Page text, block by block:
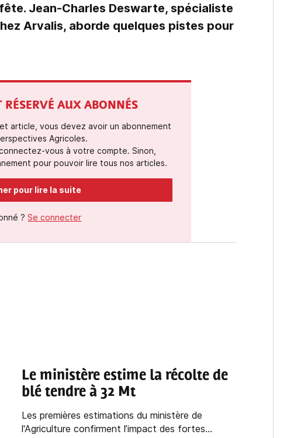
Jean-Charles Deswarte, spécialiste
Arvalis, aborde quelques pistes pour
RÉSERVÉ AUX ABONNÉS
article, vous devez avoir un abonnement
Agricoles.
vous à votre compte. Sinon,
pour pouvoir lire tous nos articles.
pour lire la suite
? Se connecter
Le ministère estime la récolte de
blé tendre à 32 Mt
Les premières estimations du ministère de
l'Agriculture confirment l’impact des fortes...